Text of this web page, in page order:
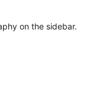
on the sidebar.